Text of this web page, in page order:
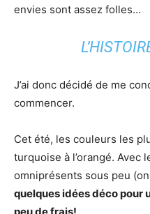
envies sont assez folles…
J’ai donc décidé de me
commencer.
Cet été, les couleurs les
turquoise à l’orangé. Avec
omniprésents sous peu
quelques idées déco pour